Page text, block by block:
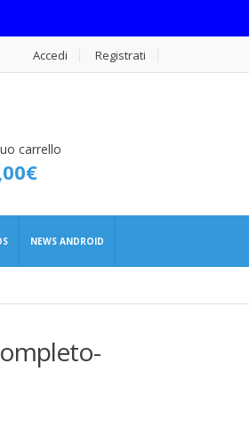
Accedi Registrati
carrello
€
NEWS ANDROID